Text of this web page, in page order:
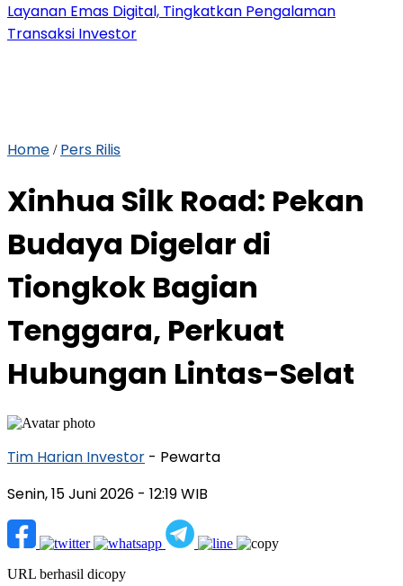
Layanan Emas Digital, Tingkatkan Pengalaman
Transaksi Investor
Home / Pers Rilis
Xinhua Silk Road: Pekan
Budaya Digelar di
Tiongkok Bagian
Tenggara, Perkuat
Hubungan Lintas-Selat
Tim Harian Investor - Pewarta
Senin, 15 Juni 2026 - 12:19 WIB
URL berhasil dicopy